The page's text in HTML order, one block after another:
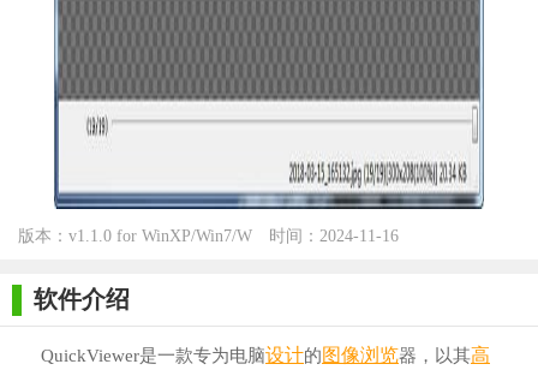
版本：v1.1.0 for WinXP/Win7/W
时间：2024-11-16
软件介绍
QuickViewer是一款专为电脑设计的图像浏览器，以其高